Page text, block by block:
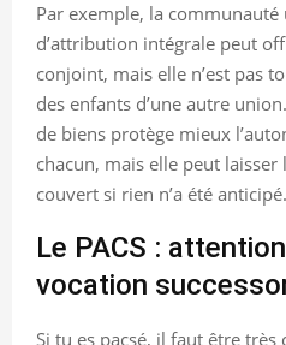
Par exemple, la communauté
d’attribution intégrale peut
conjoint, mais elle n’est pas
des enfants d’une autre
de biens protège mieux
chacun, mais elle peut
couvert si rien n’a été anticipé.
Le PACS :
vocation
Si tu es pacsé, il faut être très